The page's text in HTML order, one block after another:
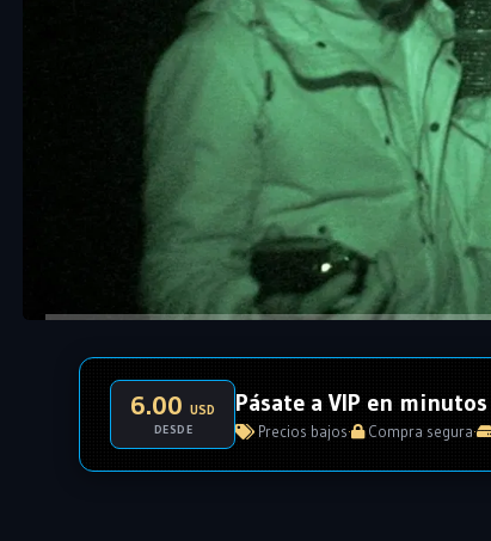
6.00USD
DESDE
Pásate a VIP en minutos
Precios bajos· Compra segura·